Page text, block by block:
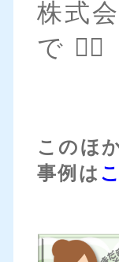
株式
で 💁‍♀️
このほ
事例は